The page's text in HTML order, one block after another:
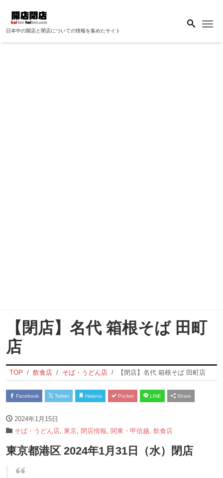
日本中の開店と閉店についての情報を集めたサイト
【閉店】名代 箱根そば 田町
店
TOP 飲食店 そば・うどん店 【閉店】名代 箱根そば 田町店
Facebook Twitter Hatena Pocket LINE Share
2024年1月15日
そば・うどん店 東京 閉店情報 関東・甲信越 飲食店
東京都港区 2024年1月31日（水）閉店